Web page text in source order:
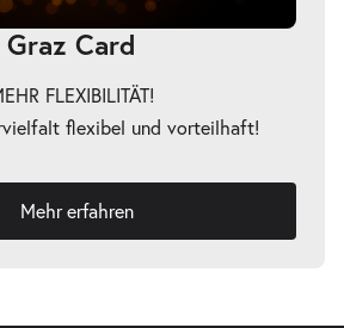
Card
FLEXIBILITÄT!
flexibel und vorteilhaft!
Mehr erfahren